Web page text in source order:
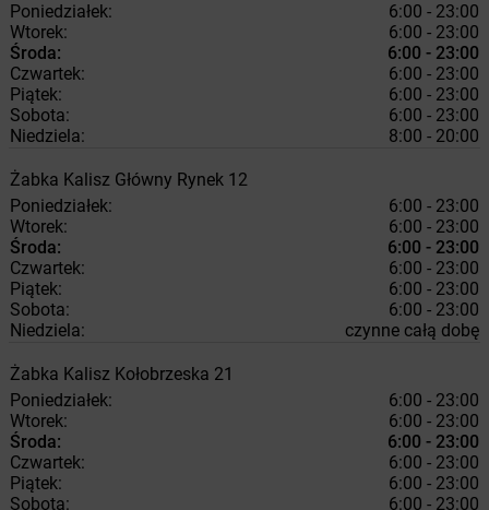
Poniedziałek:
6:00 - 23:00
Wtorek:
6:00 - 23:00
Środa:
6:00 - 23:00
Czwartek:
6:00 - 23:00
Piątek:
6:00 - 23:00
Sobota:
6:00 - 23:00
Niedziela:
8:00 - 20:00
Żabka Kalisz Główny Rynek 12
Poniedziałek:
6:00 - 23:00
Wtorek:
6:00 - 23:00
Środa:
6:00 - 23:00
Czwartek:
6:00 - 23:00
Piątek:
6:00 - 23:00
Sobota:
6:00 - 23:00
Niedziela:
czynne całą dobę
Żabka Kalisz Kołobrzeska 21
Poniedziałek:
6:00 - 23:00
Wtorek:
6:00 - 23:00
Środa:
6:00 - 23:00
Czwartek:
6:00 - 23:00
Piątek:
6:00 - 23:00
Sobota:
6:00 - 23:00